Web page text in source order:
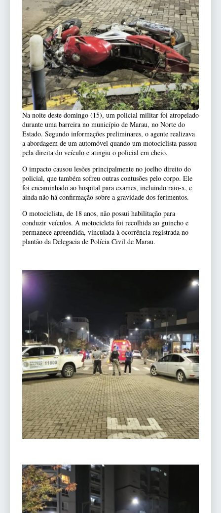
Na noite deste domingo (15), um policial militar foi atropelado
durante uma barreira no município de Marau, no Norte do
Estado. Segundo informações preliminares, o agente realizava
a abordagem de um automóvel quando um motociclista passou
pela direita do veículo e atingiu o policial em cheio.
O impacto causou lesões principalmente no joelho direito do
policial, que também sofreu outras contusões pelo corpo. Ele
foi encaminhado ao hospital para exames, incluindo raio-x, e
ainda não há confirmação sobre a gravidade dos ferimentos.
O motociclista, de 18 anos, não possui habilitação para
conduzir veículos. A motocicleta foi recolhida ao guincho e
permanece apreendida, vinculada à ocorrência registrada no
plantão da Delegacia de Polícia Civil de Marau.